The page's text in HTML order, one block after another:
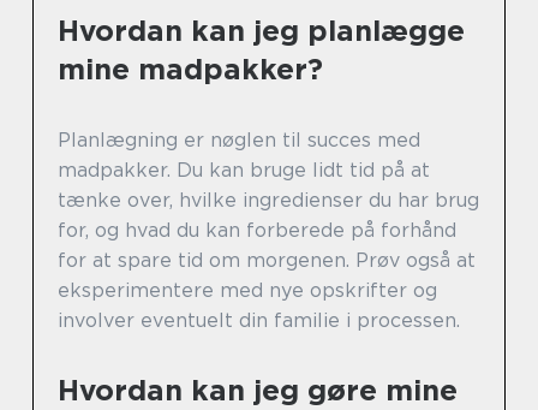
Hvordan kan jeg planlægge
mine madpakker?
Planlægning er nøglen til succes med
madpakker. Du kan bruge lidt tid på at
tænke over, hvilke ingredienser du har brug
for, og hvad du kan forberede på forhånd
for at spare tid om morgenen. Prøv også at
eksperimentere med nye opskrifter og
involver eventuelt din familie i processen.
Hvordan kan jeg gøre mine